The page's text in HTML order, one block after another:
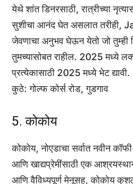
येथे शांत डिनरसाठी, रात्रीच्या
सुशीचा आनंद घेत असलात तरीही,
जेवणाचा अनुभव घेऊन येतो जो तुम्ही
तुमच्यासोबत राहील. 2025 मध्ये
प्रत्येकासाठी 2025 मध्ये भेट द्यावी.
कुठे: गोल्फ कोर्स रोड, गुडगाव
5. कोकोय
कोकोय, नोएडाचा सर्वात नवीन
आणि खाद्यप्रेमींसाठी एक
आणि वैविध्यपूर्ण मेनूसह, कोकोय